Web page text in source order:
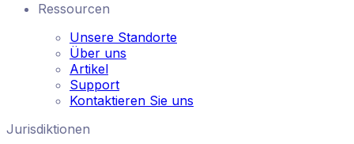
Ressourcen
Unsere Standorte
Über uns
Artikel
Support
Kontaktieren Sie uns
Jurisdiktionen